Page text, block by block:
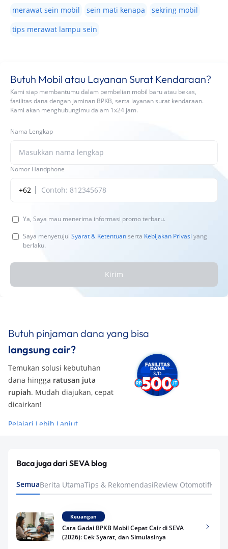
merawat sein mobil
sein mati kenapa
sekring mobil
tips merawat lampu sein
Butuh Mobil atau Layanan Surat Kendaraan?
Kami siap membantumu dalam pembelian mobil baru atau bekas,
fasilitas dana dengan jaminan BPKB, serta layanan surat kendaraan.
Kami akan menghubungimu dalam 1x24 jam.
Nama Lengkap
Nomor Handphone
+62
Ya, Saya mau menerima informasi promo terbaru.
Saya menyetujui Syarat & Ketentuanserta Kebijakan Privasi yang
berlaku.
Kirim
Butuh pinjaman dana yang bisa
langsung cair?
Temukan solusi kebutuhan
dana hingga ratusan juta
rupiah. Mudah diajukan, cepat
dicairkan!
Pelajari Lebih Lanjut
Baca juga dari SEVA blog
SemuaBerita UtamaTips & RekomendasiReview Otomotif
Keuangan
Cara Gadai BPKB Mobil Cepat Cair di SEVA
(2026): Cek Syarat, dan Simulasinya